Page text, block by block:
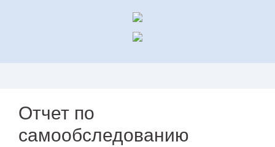
Отчет по
самообследованию